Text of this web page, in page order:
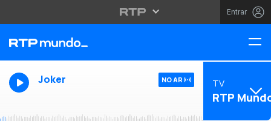
Entrar
Joker NO AR TV
RTP